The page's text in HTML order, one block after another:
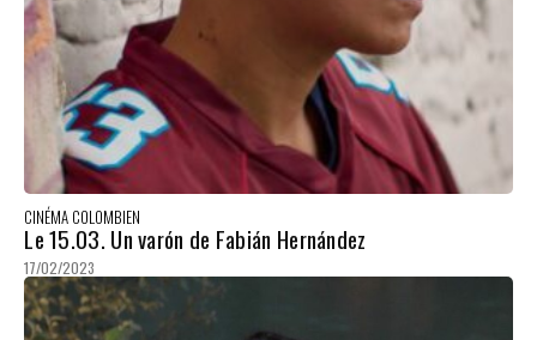
CINÉMA COLOMBIEN
Le 15.03. Un varón de Fabián Hernández
17/02/2023